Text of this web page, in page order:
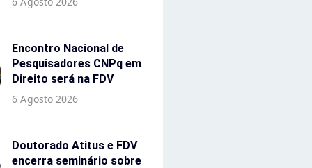
Encontro Nacional de
Pesquisadores CNPq em
Direito será na FDV
6 Agosto 2026
Doutorado Atitus e FDV
encerra seminário sobre